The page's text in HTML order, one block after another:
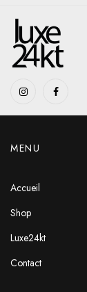
MENU
Accueil
Shop
Luxe24kt
Contact